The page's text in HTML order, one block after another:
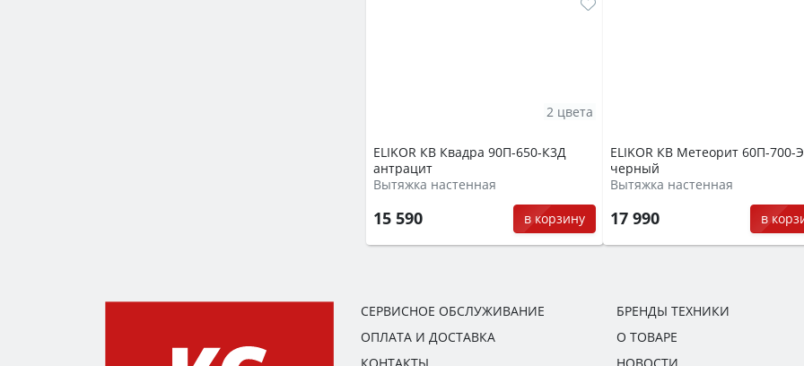
ELIKOR КВ Квадра 90П-650-К3Д
антрацит
Вытяжка настенная
15 590 в корзину
2 цвета
ELIKOR КВ Метеорит 60П-700-
черный
Вытяжка настенная
17 990 в
СЕРВИСНОЕ ОБСЛУЖИВАНИЕ
ОПЛАТА И ДОСТАВКА
БРЕНДЫ ТЕХНИКИ
О ТОВАРЕ